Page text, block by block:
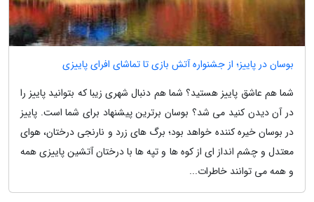
بوسان در پاییز؛ از جشنواره آتش بازی تا تماشای افرای پاییزی
شما هم عاشق پاییز هستید؟ شما هم دنبال شهری زیبا که بتوانید پاییز را
در آن دیدن کنید می شد؟ بوسان برترین پیشنهاد برای شما است. پاییز
در بوسان خیره کننده خواهد بود؛ برگ های زرد و نارنجی درختان، هوای
معتدل و چشم انداز ای از کوه ها و تپه ها با درختان آتشین پاییزی همه
و همه می توانند خاطرات...